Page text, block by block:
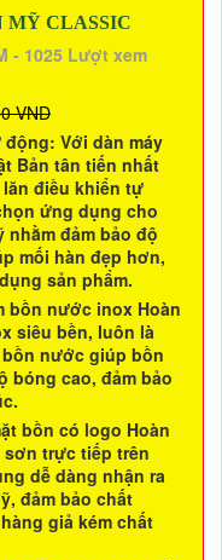
MỸ CLASSIC
- 1025 Lượt xem
VND
động: Với dàn máy
Bản tân tiến nhất
điều khiển tự
ứng dụng cho
nhằm đảm bảo độ
mối hàn đẹp hơn,
sản phẩm.
bồn nước inox Hoàn
siêu bền, luôn là
nước giúp bồn
bóng cao, đảm bảo
bồn có logo Hoàn
sơn trực tiếp trên
dễ dàng nhận ra
, đảm bảo chất
giả kém chất